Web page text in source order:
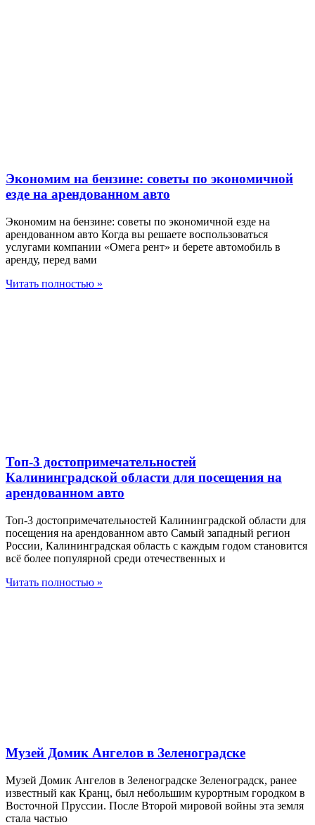
Экономим на бензине: советы по экономичной
езде на арендованном авто
Экономим на бензине: советы по экономичной езде на
арендованном авто Когда вы решаете воспользоваться
услугами компании «Омега рент» и берете автомобиль в
аренду, перед вами
Читать полностью »
Топ-3 достопримечательностей
Калининградской области для посещения на
арендованном авто
Топ-3 достопримечательностей Калининградской области для
посещения на арендованном авто Самый западный регион
России, Калининградская область с каждым годом становится
всё более популярной среди отечественных и
Читать полностью »
Музей Домик Ангелов в Зеленоградске
Музей Домик Ангелов в Зеленоградске Зеленоградск, ранее
известный как Кранц, был небольшим курортным городком в
Восточной Пруссии. После Второй мировой войны эта земля
стала частью